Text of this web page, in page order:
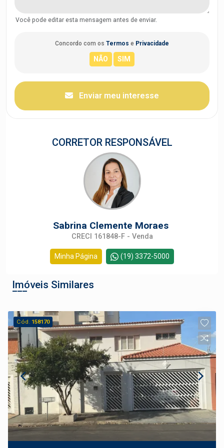
Você pode editar esta mensagem antes de enviar.
Concordo com os Termos e Privacidade
Enviar meu interesse
CORRETOR RESPONSÁVEL
Sabrina Clemente Moraes
CRECI 161848-F - Venda
Minha Página (19) 3372-5000
Imóveis Similares
Cód. 158170